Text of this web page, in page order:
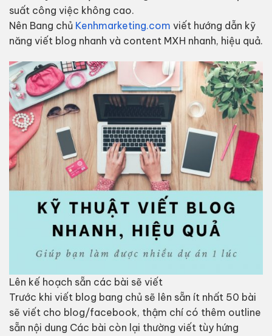
suất công việc không cao.
Nên Bang chủ Kenhmarketing.com viết hướng dẫn kỹ
năng viết blog nhanh và content MXH nhanh, hiệu quả.
Lên kế hoạch sẵn các bài sẽ viết
Trước khi viết blog bang chủ sẽ lên sẵn ít nhất 50 bài
sẽ viết cho blog/facebook, thậm chí có thêm outline
sẵn nội dung Các bài còn lại thường viết tùy hứng